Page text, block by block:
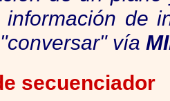
información de
vía
secuenciador